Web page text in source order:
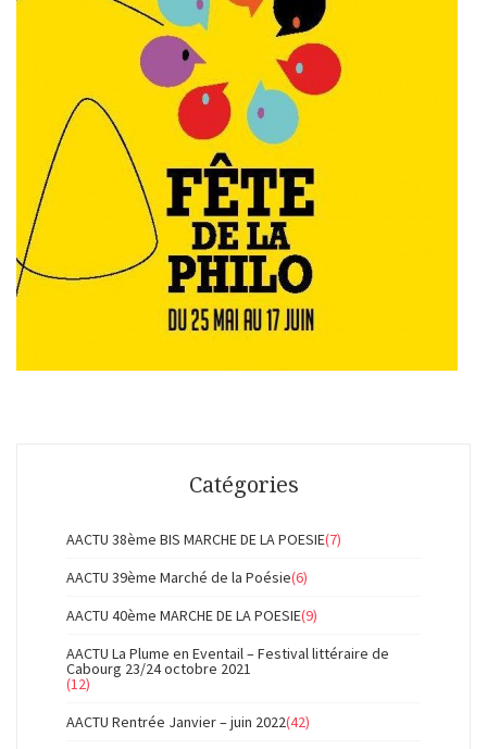
Catégories
AACTU 38ème BIS MARCHE DE LA POESIE(7)
AACTU 39ème Marché de la Poésie(6)
AACTU 40ème MARCHE DE LA POESIE(9)
AACTU La Plume en Eventail – Festival littéraire de
Cabourg 23/24 octobre 2021
(12)
AACTU Rentrée Janvier – juin 2022(42)